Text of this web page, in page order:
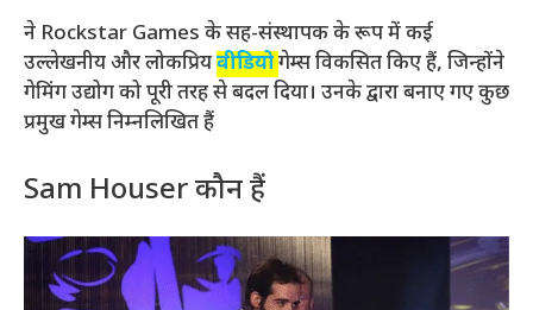
ने Rockstar Games के सह-संस्थापक के रूप में कई
उल्लेखनीय और लोकप्रियवीडियोगेम्स विकसित किए हैं, जिन्होंने
गेमिंग उद्योग को पूरी तरह से बदल दिया। उनके द्वारा बनाए गए कुछ
प्रमुख गेम्स निम्नलिखित हैं
Sam Houser कौन हैं